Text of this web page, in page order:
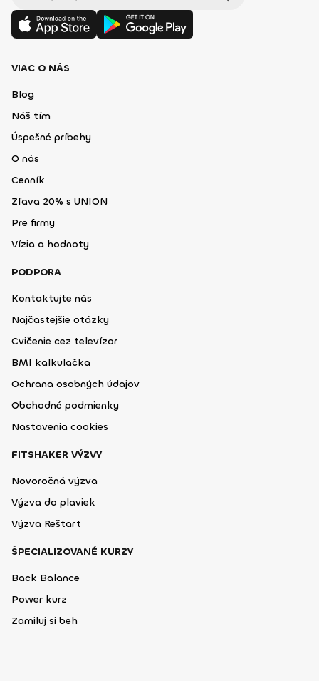
VIAC O NÁS
Blog
Náš tím
Úspešné príbehy
O nás
Cenník
Zľava 20% s UNION
Pre firmy
Vízia a hodnoty
PODPORA
Kontaktujte nás
Najčastejšie otázky
Cvičenie cez televízor
BMI kalkulačka
Ochrana osobných údajov
Obchodné podmienky
Nastavenia cookies
FITSHAKER VÝZVY
Novoročná výzva
Výzva do plaviek
Výzva Reštart
ŠPECIALIZOVANÉ KURZY
Back Balance
Power kurz
Zamiluj si beh